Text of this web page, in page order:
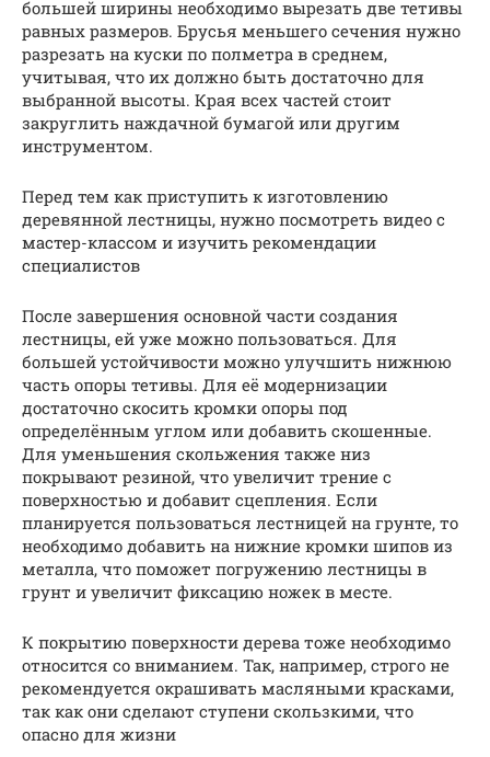
большей ширины необходимо вырезать две тетивы
равных размеров. Брусья меньшего сечения нужно
разрезать на куски по полметра в среднем,
учитывая, что их должно быть достаточно для
выбранной высоты. Края всех частей стоит
закруглить наждачной бумагой или другим
инструментом.
Перед тем как приступить к изготовлению
деревянной лестницы, нужно посмотреть видео с
мастер-классом и изучить рекомендации
специалистов
После завершения основной части создания
лестницы, ей уже можно пользоваться. Для
большей устойчивости можно улучшить нижнюю
часть опоры тетивы. Для её модернизации
достаточно скосить кромки опоры под
определённым углом или добавить скошенные.
Для уменьшения скольжения также низ
покрывают резиной, что увеличит трение с
поверхностью и добавит сцепления. Если
планируется пользоваться лестницей на грунте, то
необходимо добавить на нижние кромки шипов из
металла, что поможет погружению лестницы в
грунт и увеличит фиксацию ножек в месте.
К покрытию поверхности дерева тоже необходимо
относится со вниманием. Так, например, строго не
рекомендуется окрашивать масляными красками,
так как они сделают ступени скользкими, что
опасно для жизни